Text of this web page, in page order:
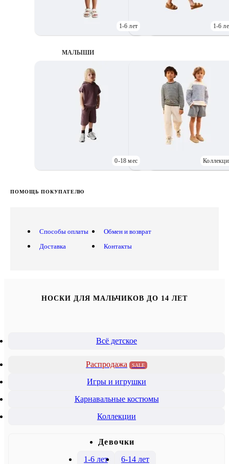
1-6 лет 1-6
МАЛЫШИ
0-18 мес
ПОМОЩЬ ПОКУПАТЕЛЮ
Способы оплаты
Доставка
Обмен и возврат
Контакты
НОСКИ ДЛЯ МАЛЬЧИКОВ ДО 14 ЛЕТ
Всё детское
Распродажа SALE
Игры и игрушки
Карнавальные костюмы
Коллекции
Девочки
1-6 лет
6-14 лет